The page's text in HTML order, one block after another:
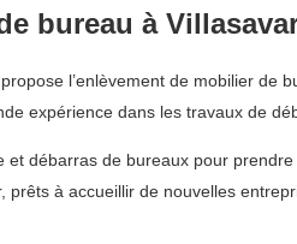
bureau à
l’enlèvement de mobilier
expérience dans les travaux de
débarras de bureaux pour
prêts à accueillir de nouvelles